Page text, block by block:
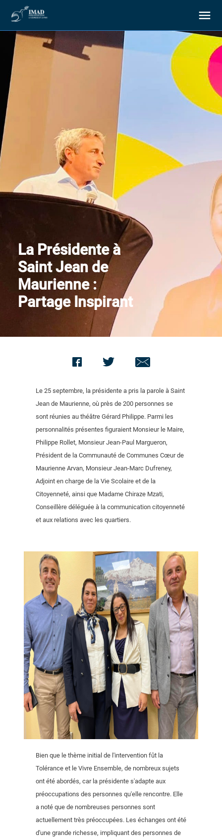
Nos objectifs
Notre action
Ressources
La Présidente à
Saint Jean de
Maurienne :
Partage Inspirant
Le 25 septembre, la présidente a pris la parole à Saint
Jean de Maurienne, où près de 200 personnes se
sont réunies au théâtre Gérard Philippe. Parmi les
personnalités présentes figuraient Monsieur le Maire,
Philippe Rollet, Monsieur Jean-Paul Margueron,
Président de la Communauté de Communes Cœur de
Maurienne Arvan, Monsieur Jean-Marc Dufreney,
Adjoint en charge de la Vie Scolaire et de la
Citoyenneté, ainsi que Madame Chiraze Mzati,
Conseillère déléguée à la communication citoyenneté
et aux relations avec les quartiers.
Bien que le thème initial de l'intervention fût la
Tolérance et le Vivre Ensemble, de nombreux sujets
ont été abordés, car la présidente s'adapte aux
préoccupations des personnes qu'elle rencontre. Elle
a noté que de nombreuses personnes sont
actuellement très préoccupées. Les échanges ont été
d'une grande richesse, impliquant des personnes de